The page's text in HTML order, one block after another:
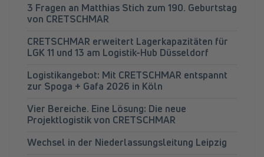
3 Fragen an Matthias Stich zum 190. Geburtstag
von CRETSCHMAR
CRETSCHMAR erweitert Lagerkapazitäten für
LGK 11 und 13 am Logistik-Hub Düsseldorf
Logistikangebot: Mit CRETSCHMAR entspannt
zur Spoga + Gafa 2026 in Köln
Vier Bereiche. Eine Lösung: Die neue
Projektlogistik von CRETSCHMAR
Wechsel in der Niederlassungsleitung Leipzig